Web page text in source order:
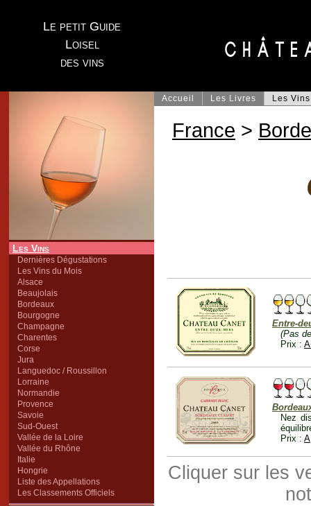
Le petit Guide
Loisel
des vins
Les Vins
Dernières Dégustations
Les Vins du Mois
Alsace
Beaujolais
Bordeaux
Bourgogne
Champagne
Charentes
Corse
Jura
Languedoc / Roussillon
Lorraine
Normandie
Provence
Savoie
Sud-Ouest
Vallée de la Loire
Vallée du Rhône
Italie
Hongrie
Liste des Appellations
Les Classements Officiels
Accueil Les Livres Les Vins
France >
Entre-
(Pas
Prix :
Nez
Prix : A
Cliquer sur les